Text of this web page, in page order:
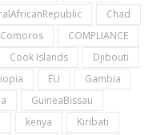
Chad
Comoros
COMPLIANCE
Cook Islands
Djibouti
EU
Gambia
GuineaBissau
kenya
Kiribati